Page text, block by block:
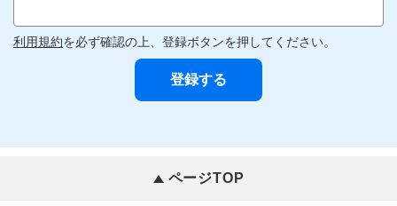
利用規約を必ず確認の上、登録ボタンを押してください。
ページTOP